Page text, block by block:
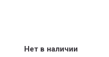
Нет в наличии